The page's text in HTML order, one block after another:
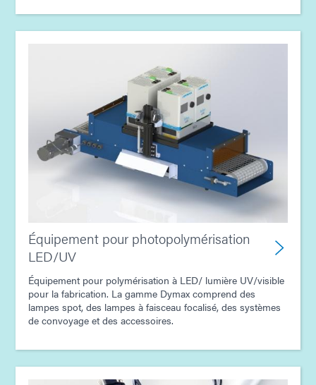
Équipement pour photopolymérisation
LED/UV
Équipement pour polymérisation à LED/ lumière UV/visible
pour la fabrication. La gamme Dymax comprend des
lampes spot, des lampes à faisceau focalisé, des systèmes
de convoyage et des accessoires.